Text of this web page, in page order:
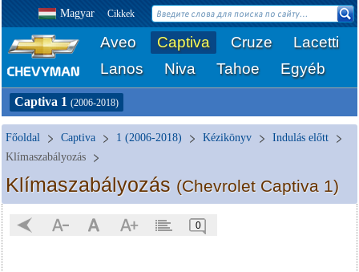
Magyar Cikkek
Aveo Captiva Cruze
Lacetti
Lanos
Niva Tahoe Egyéb
Captiva 1 (2006-2018)
Főoldal Captiva 1 (2006-2018) Kézikönyv
Indulás előtt
Klímaszabályozás
Klímaszabályozás (Chevrolet Captiva 1)
0